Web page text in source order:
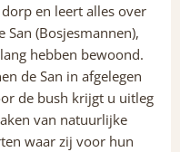
en leert alles over
(Bosjesmannen),
hebben bewoond.
de San in afgelegen
de bush krijgt u uitleg
van natuurlijke
waar zij voor hun